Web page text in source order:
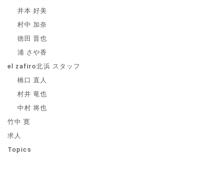
井本 好美
村中 加奈
徳田 晋也
浦 さや香
el zafiro北浜 スタッフ
橋口 直人
村井 竜也
中村 将也
竹中 寛
求人
Topics